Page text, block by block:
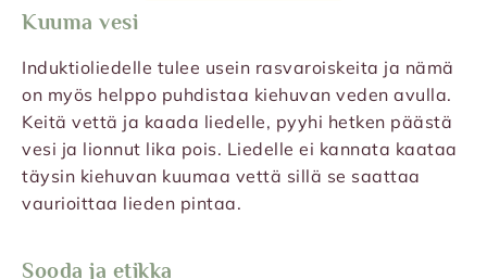
Kuuma vesi
Induktioliedelle tulee usein rasvaroiskeita ja nämä
on myös helppo puhdistaa kiehuvan veden avulla.
Keitä vettä ja kaada liedelle, pyyhi hetken päästä
vesi ja lionnut lika pois. Liedelle ei kannata kaataa
täysin kiehuvan kuumaa vettä sillä se saattaa
vaurioittaa lieden pintaa.
Sooda ja etikka